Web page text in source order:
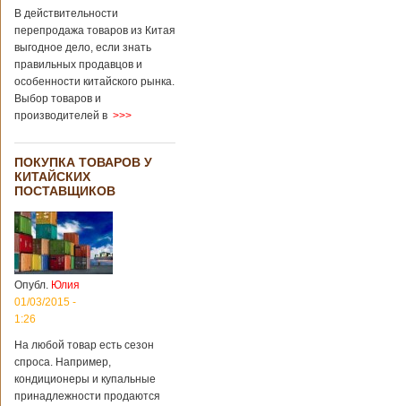
В действительности
перепродажа товаров из Китая
выгодное дело, если знать
правильных продавцов и
особенности китайского рынка.
Выбор товаров и
производителей в >>>
ПОКУПКА ТОВАРОВ У
КИТАЙСКИХ
ПОСТАВЩИКОВ
Опубл. Юлия
01/03/2015 -
1:26
На любой товар есть сезон
спроса. Например,
кондиционеры и купальные
принадлежности продаются